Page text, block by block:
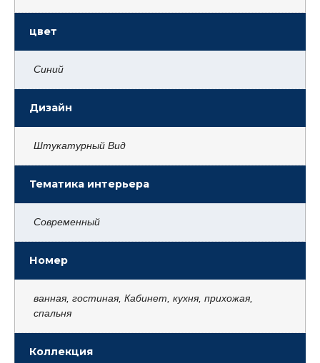
цвет
Синий
Дизайн
Штукатурный Вид
Тематика интерьера
Современный
Номер
ванная, гостиная, Кабинет, кухня, прихожая,
спальня
Коллекция